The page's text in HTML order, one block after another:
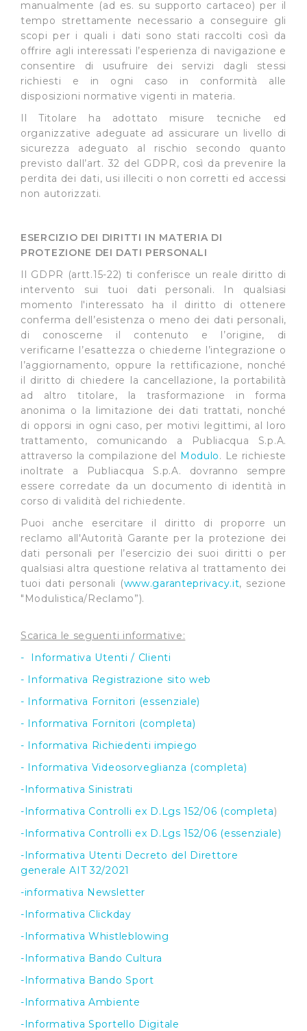
protette. In linea con le preferenze manifestate
dall’Utente e con i consensi dallo stesso prestati, i
cookie possono essere inoltre utilizzati per analizzare il
traffico sul nostro sito web, per personalizzare
contenuti ed annunci e per fornire funzionalità dei social
media, condividendo informazioni sul modo in cui
l’Utente utilizza il nostro sito con i nostri partner. Tali
soggetti, che si occupano di analisi dei dati web,
pubblicità e social media, potrebbero combinare le
informazioni ricevute con altre informazioni che l’Utente
ha fornito loro o che hanno raccolto dal suo utilizzo dei
loro servizi.
memorizzare tutti i cookie sul dispositivo per le finalità
Cliccando su "Personalizza" l’Utente può gestire
direttamente le proprie preferenze selezionando i
singoli cookie desiderati e le terze parti destinatarie
della condivisione di informazioni sopra indicata.
Cliccando su "Rifiuta" o sulla "X" posizionata in alto a
destra in questo banner l’Utente rifiuta tutti i cookie con
la sola eccezione dei cookie tecnici. La chiusura del
presente banner comporta il permanere delle
impostazioni di default e dunque la continuazione della
navigazione in assenza di cookie o altri sistemi di
tracciamento ad esclusione di quelli tecnici
indispensabili per una corretta visualizzazione della
pagina.
manualmente (ad es. su supporto cartaceo) per il
tempo strettamente necessario a conseguire gli
scopi per i quali i dati sono stati raccolti così da
offrire agli interessati l’esperienza di navigazione e
consentire di usufruire dei servizi dagli stessi
richiesti e in ogni caso in conformità alle
disposizioni normative vigenti in materia.
Il Titolare ha adottato misure tecniche ed
organizzative adeguate ad assicurare un livello di
sicurezza adeguato al rischio secondo quanto
previsto dall’art. 32 del GDPR, così da prevenire la
perdita dei dati, usi illeciti o non corretti ed accessi
non autorizzati.
ESERCIZIO DEI DIRITTI IN MATERIA DI
PROTEZIONE DEI DATI PERSONALI
Il GDPR (artt.15-22) ti conferisce un reale diritto di
intervento sui tuoi dati personali. In qualsiasi
momento l'interessato ha il diritto di ottenere
conferma dell’esistenza o meno dei dati personali,
di conoscerne il contenuto e l’origine, di
verificarne l’esattezza o chiederne l’integrazione o
l’aggiornamento, oppure la rettificazione, nonché
il diritto di chiedere la cancellazione, la portabilità
ad altro titolare, la trasformazione in forma
anonima o la limitazione dei dati trattati, nonché
di opporsi in ogni caso, per motivi legittimi, al loro
trattamento, comunicando a Publiacqua S.p.A.
attraverso la compilazione del Modulo. Le richieste
inoltrate a Publiacqua S.p.A. dovranno sempre
essere corredate da un documento di identità in
corso di validità del richiedente.
Puoi anche esercitare il diritto di proporre un
reclamo all'Autorità Garante per la protezione dei
dati personali per l’esercizio dei suoi diritti o per
qualsiasi altra questione relativa al trattamento dei
tuoi dati personali (www.garanteprivacy.it, sezione
"Modulistica/Reclamo”).
Scarica le seguenti informative:
- Informativa Utenti / Clienti
- Informativa Registrazione sito web
- Informativa Fornitori (essenziale)
- Informativa Fornitori (completa)
- Informativa Richiedenti impiego
- Informativa Videosorveglianza (completa)
-Informativa Sinistrati
-Informativa Controlli ex D.Lgs 152/06 (completa)
-Informativa Controlli ex D.Lgs 152/06 (essenziale)
-Informativa Utenti Decreto del Direttore
generale AIT 32/2021
-informativa Newsletter
-Informativa Clickday
-Informativa Whistleblowing
-Informativa Bando Cultura
-Informativa Bando Sport
-Informativa Ambiente
-Informativa Sportello Digitale